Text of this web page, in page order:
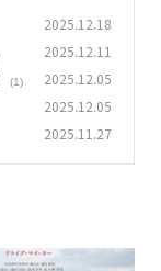
2025.12.18
2025.12.11
(1) 2025.12.05
2025.12.05
2025.11.27